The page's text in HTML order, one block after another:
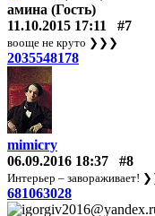
амина (Гость)
11.10.2015 17:11
#7
вооще не круто ❯❯❯
2035548178
mimicry
06.09.2016 18:37
#8
Интерьер – завораживает!
681063028